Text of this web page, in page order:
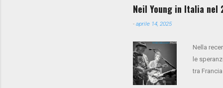
la
Neil Young in Italia nel
- aprile 14, 2025
Nella
le
tra